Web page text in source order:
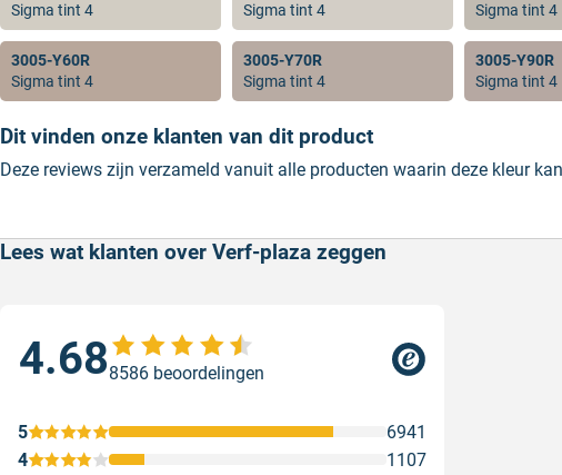
Sigma tint 4
Sigma tint 4
Sigma tint 4
3005-Y60R
Sigma tint 4
3005-Y70R
Sigma tint 4
3005-Y90R
Sigma tint 4
Dit vinden onze klanten van dit product
Deze reviews zijn verzameld vanuit alle producten waarin deze kleur
Lees wat klanten over Verf-plaza zeggen
4.688586 beoordelingen
4 1107
5 6941